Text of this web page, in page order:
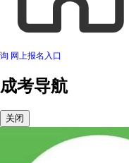
询 网上报名入口
成考导航
关闭